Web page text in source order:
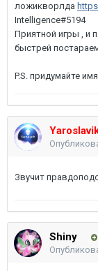
ложикворлда
Intelligence#5194
Приятной игры , и
быстрей
P.S. придумайте
Звучит
Shiny